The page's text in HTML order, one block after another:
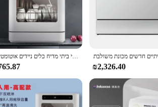
חימום חשמלי ביתי מדיח כלים ניידים אוטומטיים
₪2,326.40